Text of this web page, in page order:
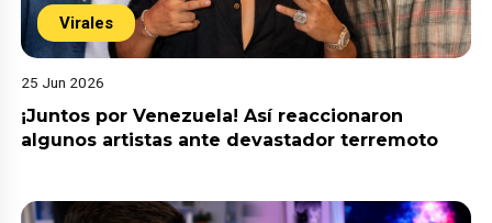
Virales
25 Jun 2026
¡Juntos por Venezuela! Así reaccionaron
algunos artistas ante devastador terremoto